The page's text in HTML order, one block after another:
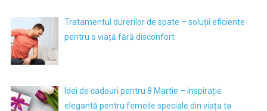
Tratamentul durerilor de spate – soluții eficiente
pentru o viață fără disconfort
Idei de cadouri pentru 8 Martie – inspirație
elegantă pentru femeile speciale din viața ta